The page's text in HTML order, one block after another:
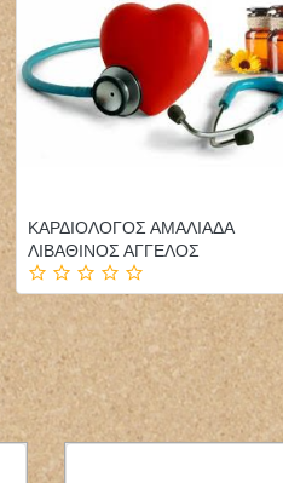
ΚΑΡΔΙΟΛΟΓΟΣ ΑΜΑΛΙΑΔΑ
ΛΙΒΑΘΙΝΟΣ ΑΓΓΕΛΟΣ